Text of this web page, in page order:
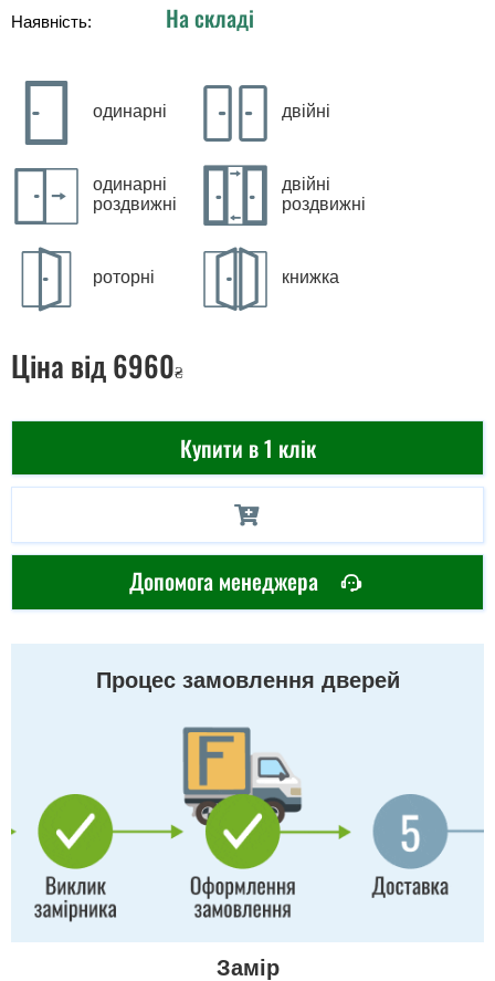
Наявність: На складі
одинарні двійні
одинарні
роздвижні
двійні
роздвижні
роторні книжка
Ціна від 6960₴
Купити в 1 клік
Допомога менеджера
Процес замовлення дверей
Замір